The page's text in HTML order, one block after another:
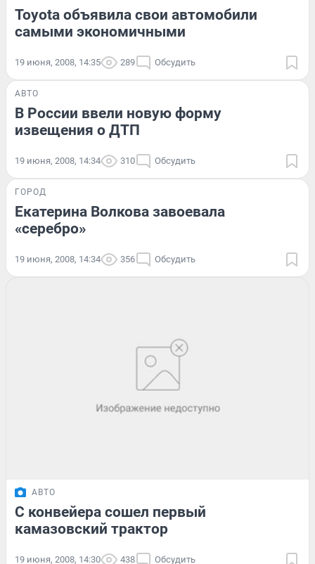
Toyota объявила свои автомобили
самыми экономичными
19 июня, 2008, 14:35 289 Обсудить
АВТО
В России ввели новую форму
извещения о ДТП
19 июня, 2008, 14:34 310 Обсудить
ГОРОД
Екатерина Волкова завоевала
«серебро»
19 июня, 2008, 14:34 356 Обсудить
АВТО
С конвейера сошел первый
камазовский трактор
19 июня, 2008, 14:30 438 Обсудить